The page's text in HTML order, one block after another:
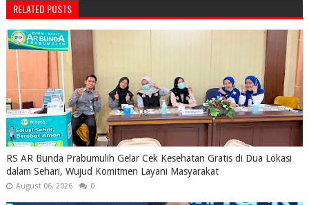
RELATED POSTS
RS AR Bunda Prabumulih Gelar Cek Kesehatan Gratis di Dua Lokasi
dalam Sehari, Wujud Komitmen Layani Masyarakat
August 06, 2026 0